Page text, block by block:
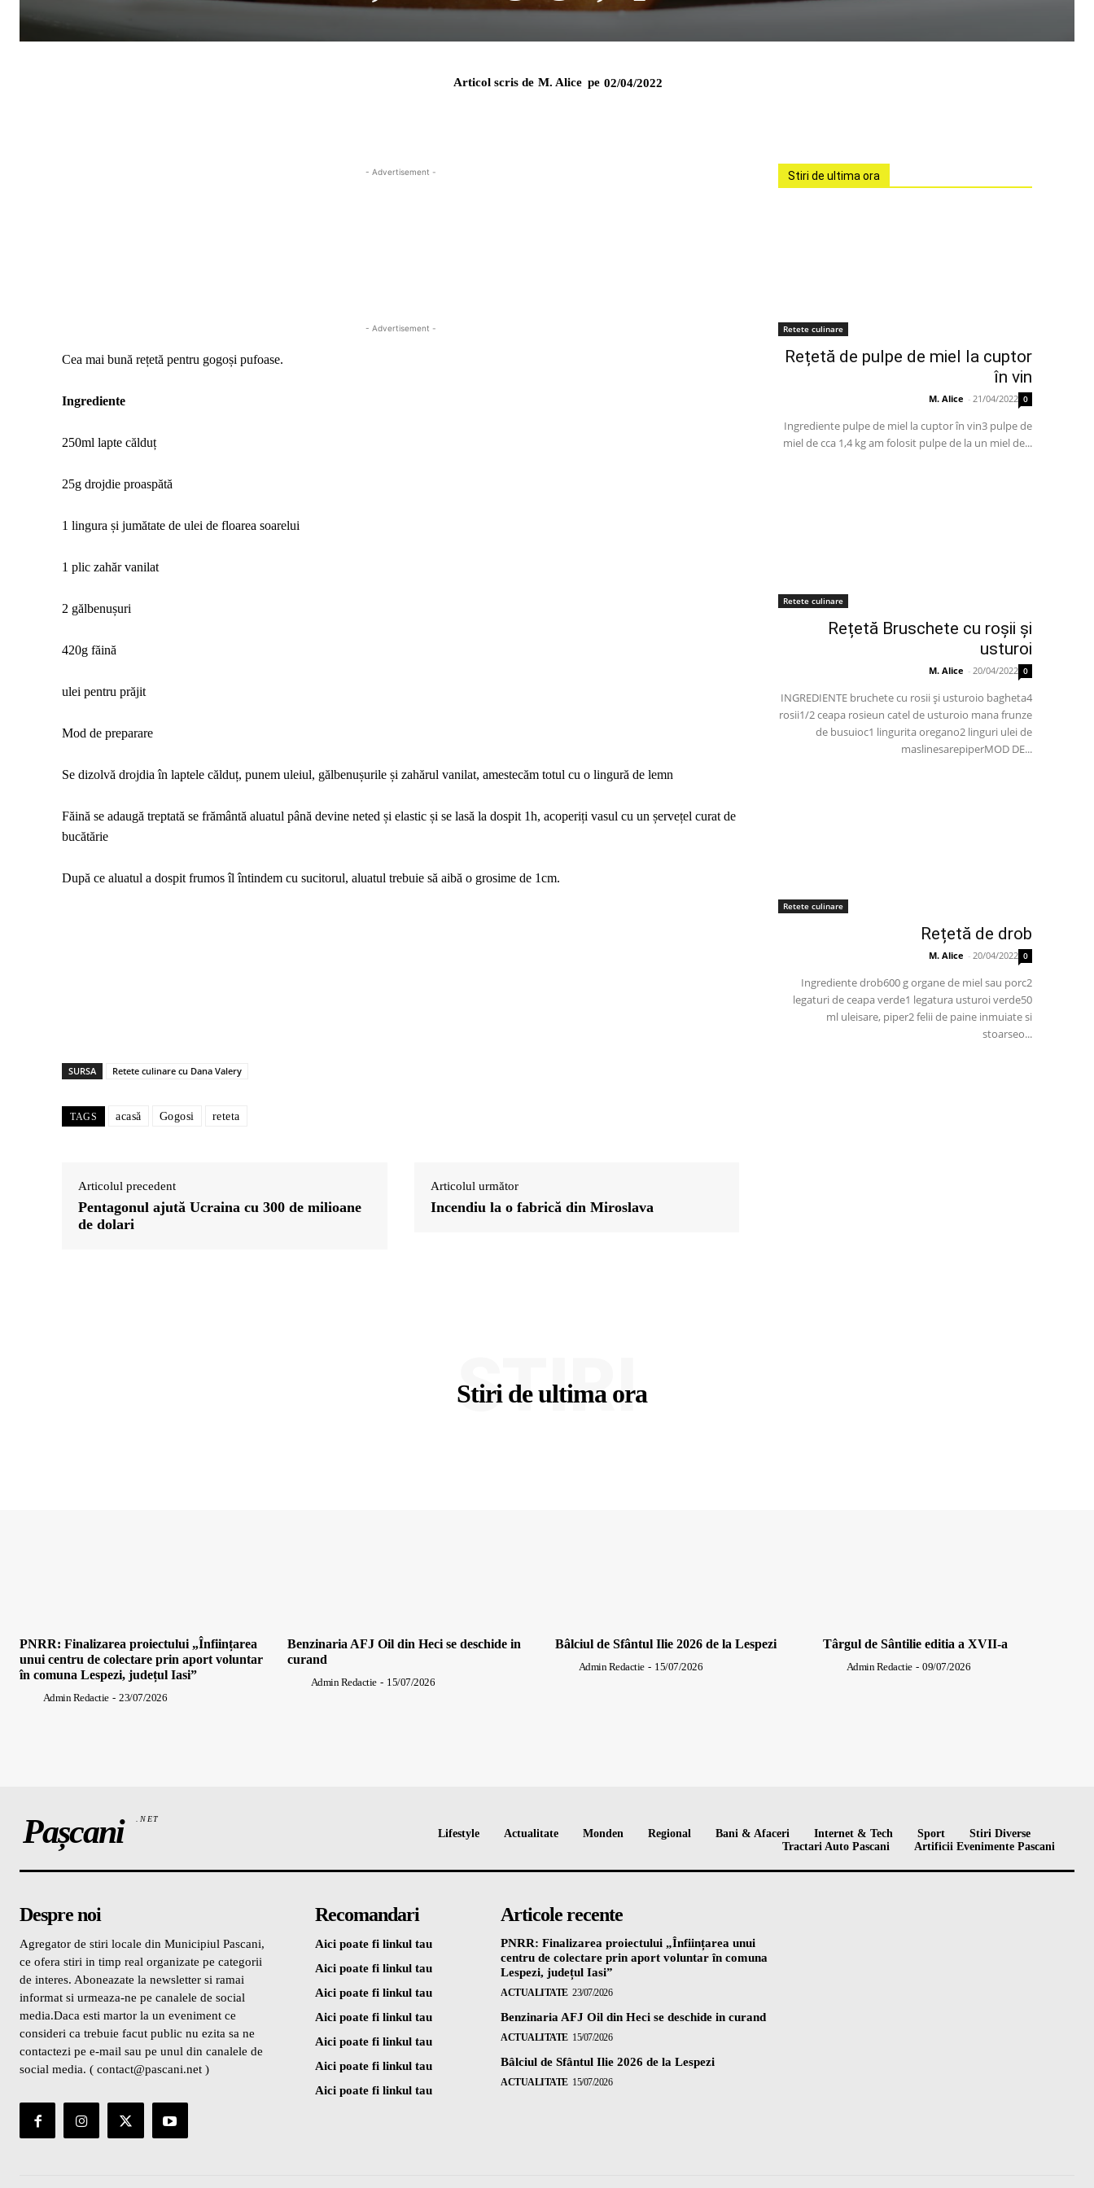
Articol scris de M. Alice pe 02/04/2022
- Advertisement -
- Advertisement -
Cea mai bună rețetă pentru gogoși pufoase.
Ingrediente
250ml lapte călduț
25g drojdie proaspătă
1 lingura și jumătate de ulei de floarea soarelui
1 plic zahăr vanilat
2 gălbenușuri
420g făină
ulei pentru prăjit
Mod de preparare
Se dizolvă drojdia în laptele călduț, punem uleiul, gălbenușurile și zahărul vanilat, amestecăm totul cu o lingură de lemn
Făină se adaugă treptată se frământă aluatul până devine neted și elastic și se lasă la dospit 1h, acoperiți vasul cu un șervețel curat de
bucătărie
După ce aluatul a dospit frumos îl întindem cu sucitorul, aluatul trebuie să aibă o grosime de 1cm.
SURSA Retete culinare cu Dana Valery
TAGS acasă Gogosi reteta
Articolul precedent
Pentagonul ajută Ucraina cu 300 de milioane
de dolari
Articolul următor
Incendiu la o fabrică din Miroslava
Stiri de ultima ora
Retete culinare
Rețetă de pulpe de miel la cuptor
în vin
M. Alice - 21/04/2022 0
Ingrediente pulpe de miel la cuptor în vin3 pulpe de
miel de cca 1,4 kg am folosit pulpe de la un miel de...
Retete culinare
Rețetă Bruschete cu roșii și
usturoi
M. Alice - 20/04/2022 0
INGREDIENTE bruchete cu rosii și usturoio bagheta4
rosii1/2 ceapa rosieun catel de usturoio mana frunze
de busuioc1 lingurita oregano2 linguri ulei de
maslinesarepiperMOD DE...
Retete culinare
Rețetă de drob
M. Alice - 20/04/2022 0
Ingrediente drob600 g organe de miel sau porc2
legaturi de ceapa verde1 legatura usturoi verde50
ml uleisare, piper2 felii de paine inmuiate si
stoarseo...
Stiri de ultima ora
STIRI
PNRR: Finalizarea proiectului „Înființarea
unui centru de colectare prin aport voluntar
în comuna Lespezi, județul Iasi”
Admin Redactie - 23/07/2026
Benzinaria AFJ Oil din Heci se deschide in
curand
Admin Redactie - 15/07/2026
Bâlciul de Sfântul Ilie 2026 de la Lespezi
Admin Redactie - 15/07/2026
Târgul de Sântilie editia a XVII-a
Admin Redactie - 09/07/2026
Pașcani .NET
Lifestyle Actualitate Monden Regional Bani & Afaceri Internet & Tech Sport
Stiri Diverse
Tractari Auto Pascani
Artificii Evenimente Pascani
Despre noi
Agregator de stiri locale din Municipiul Pascani,
ce ofera stiri in timp real organizate pe categorii
de interes. Aboneazate la newsletter si ramai
informat si urmeaza-ne pe canalele de social
media.Daca esti martor la un eveniment ce
consideri ca trebuie facut public nu ezita sa ne
contactezi pe e-mail sau pe unul din canalele de
social media. ( contact@pascani.net )
Recomandari
Aici poate fi linkul tau
Aici poate fi linkul tau
Aici poate fi linkul tau
Aici poate fi linkul tau
Aici poate fi linkul tau
Aici poate fi linkul tau
Aici poate fi linkul tau
Articole recente
PNRR: Finalizarea proiectului „Înființarea unui
centru de colectare prin aport voluntar în comuna
Lespezi, județul Iasi”
ACTUALITATE 23/07/2026
Benzinaria AFJ Oil din Heci se deschide in curand
ACTUALITATE 15/07/2026
Bâlciul de Sfântul Ilie 2026 de la Lespezi
ACTUALITATE 15/07/2026